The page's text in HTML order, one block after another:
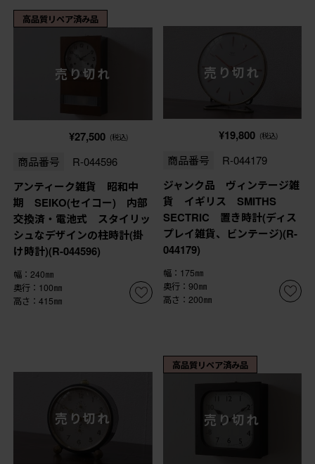
高品質リペア済み品
売り切れ
¥27,500 (税込)
商品番号 R-044596
アンティーク雑貨 昭和中
期 SEIKO(セイコー) 内部
交換済・電池式 スタイリッ
シュなデザインの柱時計(掛
け時計)(R-044596)
幅：240㎜
奥行：100㎜
高さ：415㎜
売り切れ
¥19,800 (税込)
商品番号 R-044179
ジャンク品 ヴィンテージ雑
貨 イギリス SMITHS
SECTRIC 置き時計(ディス
プレイ雑貨、ビンテージ)(R-
044179)
幅：175㎜
奥行：90㎜
高さ：200㎜
売り切れ
高品質リペア済み品
売り切れ